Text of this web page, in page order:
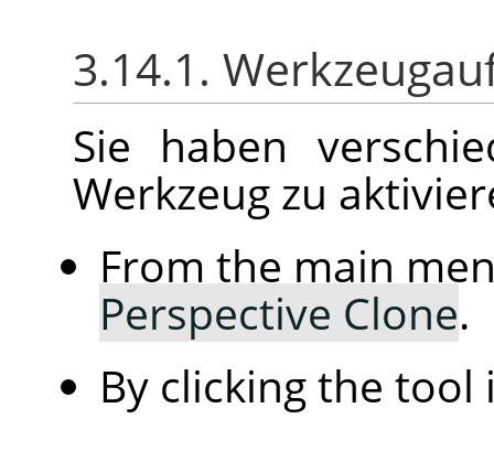
3.14.1.
Sie haben
Werkzeug zu
From the main
Perspective Clone.
By clicking the